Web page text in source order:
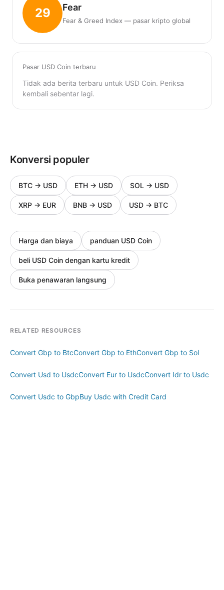
29 Fear
Fear & Greed Index — pasar kripto global
Pasar USD Coin terbaru
Tidak ada berita terbaru untuk USD Coin. Periksa
kembali sebentar lagi.
Konversi populer
BTC → USD ETH → USD SOL → USD
XRP → EUR BNB → USD USD → BTC
Harga dan biaya panduan USD Coin
beli USD Coin dengan kartu kredit
Buka penawaran langsung
RELATED RESOURCES
Convert Gbp to BtcConvert Gbp to EthConvert Gbp to Sol
Convert Usd to UsdcConvert Eur to UsdcConvert Idr to Usdc
Convert Usdc to GbpBuy Usdc with Credit Card